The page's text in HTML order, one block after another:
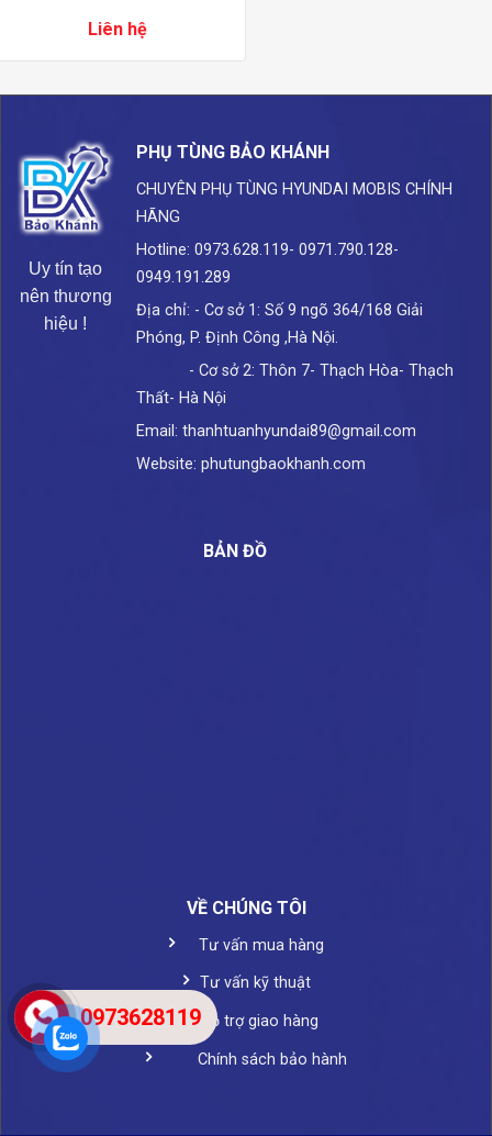
Liên hệ
Uy tín tạo
nên thương
hiệu !
PHỤ TÙNG BẢO KHÁNH
CHUYÊN PHỤ TÙNG HYUNDAI MOBIS CHÍNH
HÃNG
Hotline: 0973.628.119- 0971.790.128-
0949.191.289
Địa chỉ: - Cơ sở 1: Số 9 ngõ 364/168 Giải
Phóng, P. Định Công ,Hà Nội.
- Cơ sở 2: Thôn 7- Thạch Hòa- Thạch
Thất- Hà Nội
Email: thanhtuanhyundai89@gmail.com
Website: phutungbaokhanh.com
BẢN ĐỒ
VỀ CHÚNG TÔI
Tư vấn mua hàng
Tư vấn kỹ thuật
Hỗ trợ giao hàng
Chính sách bảo hành
0973628119